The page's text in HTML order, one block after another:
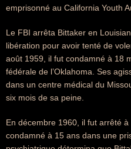
emprisonné au California Youth
Le FBI arrêta Bittaker en
libération pour avoir tenté de
août 1959, il fut condamné à 18
fédérale de l’Oklahoma. Ses
dans un centre médical du
six mois de sa peine.
En décembre 1960, il fut arrêté
condamné à 15 ans dans une